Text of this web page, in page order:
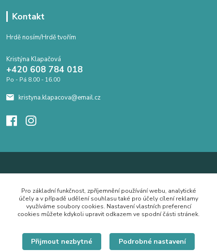
Kontakt
Hrdě nosím/Hrdě tvořím
Kristýna Klapačová
+420 608 784 018
Po - Pá 8.00 - 16.00
kristyna.klapacova@email.cz
Pro základní funkčnost, zpříjemnění používání webu, analytické
účely a v případě udělení souhlasu také pro účely cílení reklamy
využíváme soubory cookies. Nastavení vlastních preferencí
cookies můžete kdykoli upravit odkazem ve spodní části stránek.
Přijmout nezbytné Podrobné nastavení